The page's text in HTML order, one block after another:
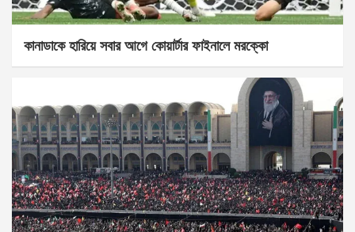
কানাডাকে হারিয়ে সবার আগে কোয়ার্টার ফাইনালে মরক্কো